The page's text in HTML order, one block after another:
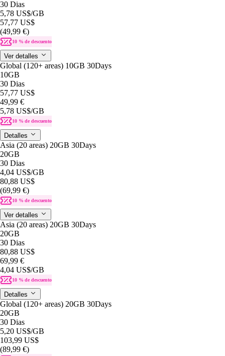
30 Dias
5,78 US$/GB
57,77 US$
(49,99 €)
10 % de descuento
Ver detalles
Global (120+ areas) 10GB 30Days
10GB
30 Dias
57,77 US$
49,99 €
5,78 US$/GB
10 % de descuento
Detalles
Asia (20 areas) 20GB 30Days
20GB
30 Dias
4,04 US$/GB
80,88 US$
(69,99 €)
10 % de descuento
Ver detalles
Asia (20 areas) 20GB 30Days
20GB
30 Dias
80,88 US$
69,99 €
4,04 US$/GB
10 % de descuento
Detalles
Global (120+ areas) 20GB 30Days
20GB
30 Dias
5,20 US$/GB
103,99 US$
(89,99 €)